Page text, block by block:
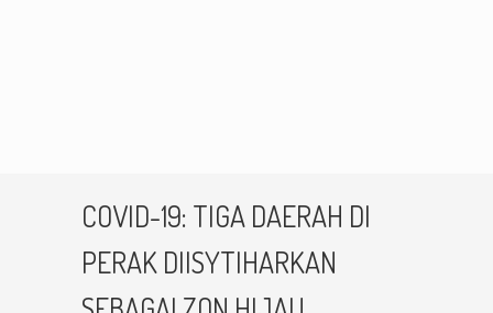
COVID-19: TIGA DAERAH DI
PERAK DIISYTIHARKAN